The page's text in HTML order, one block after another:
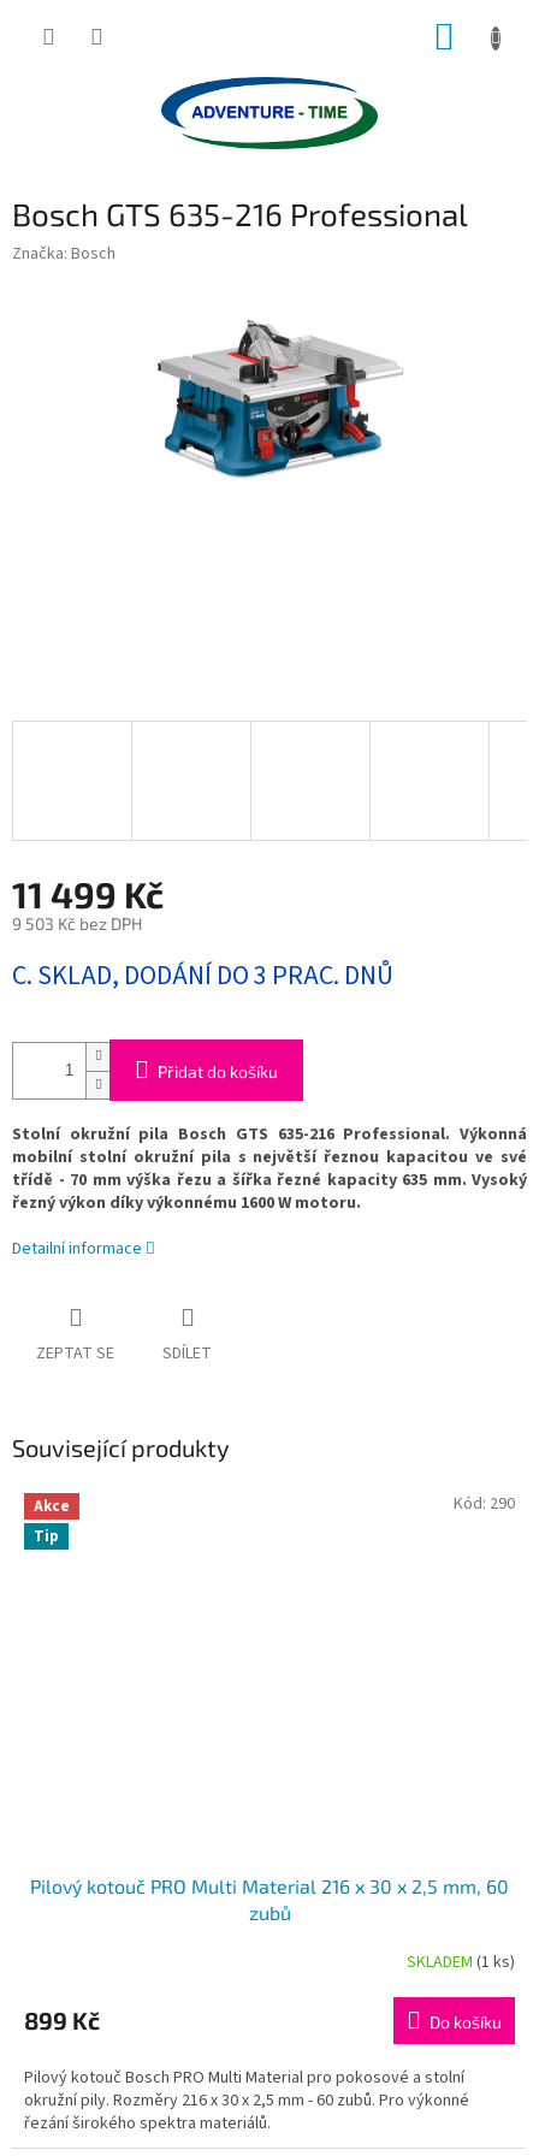
Bosch GTS 635-216 Professional
Značka: Bosch
11 499 Kč
9 503 Kč bez DPH
cena:
C. SKLAD, DODÁNÍ DO 3 PRAC. DNŮ
Přidat do košíku
Stolní okružní pila Bosch GTS 635-216 Professional. Výkonná
mobilní stolní okružní pila s největší řeznou kapacitou ve své
třídě - 70 mm výška řezu a šířka řezné kapacity 635 mm. Vysoký
řezný výkon díky výkonnému 1600 W motoru.
Detailní informace
ZEPTAT SE SDÍLET
Související produkty
Akce
Tip
Pilový kotouč PRO Multi Material 216 x 30 x 2,5 mm, 60
zubů
SKLADEM (1 ks)
899 Kč Do košíku
Pilový kotouč Bosch PRO Multi Material pro pokosové a stolní
okružní pily. Rozměry 216 x 30 x 2,5 mm - 60 zubů. Pro výkonné
řezání širokého spektra materiálů.
Kód: 290